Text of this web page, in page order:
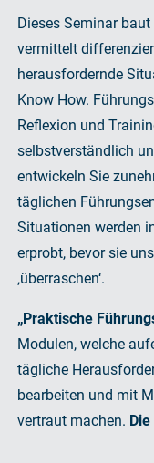
Dieses Seminar
vermittelt
herausfordernde
Know How.
Reflexion und
selbstverständlich
entwickeln Sie
täglichen
Situationen werden
erprobt, bevor sie
‚überraschen‘.
„Praktische
Modulen, welche
tägliche
bearbeiten und mit
vertraut machen.